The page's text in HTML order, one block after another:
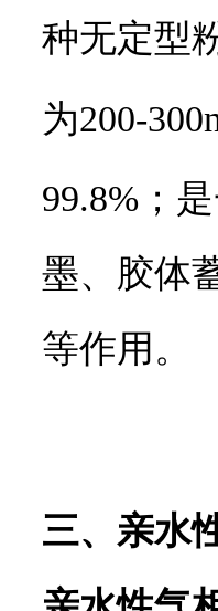
种无定型
为200-
99.8%；
墨、胶体
等作用。
三、亲水